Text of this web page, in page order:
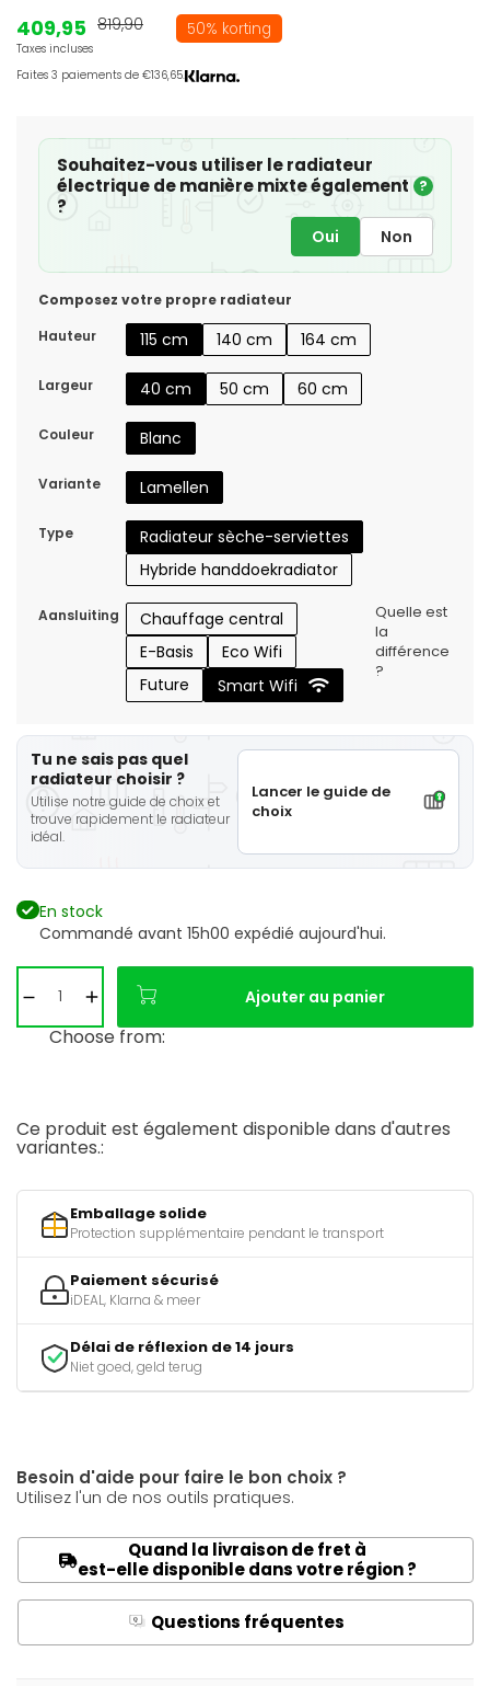
409,95
Taxes incluses
819,90 50% korting
Faites 3 paiements de €136,65.
Souhaitez-vous utiliser le radiateur
électrique de manière mixte également
?
?
Oui Non
Composez votre propre radiateur
Hauteur
115 cm 140 cm 164 cm
Largeur 40 cm 50 cm 60 cm
Couleur Blanc
Variante Lamellen
Type
Radiateur sèche-serviettes
Hybride handdoekradiator
Aansluiting
Chauffage central
E-Basis
Eco Wifi
Future
Smart Wifi
Quelle est
la
différence
?
Tu ne sais pas quel
radiateur choisir ?
Utilise notre guide de choix et
trouve rapidement le radiateur
idéal.
Lancer le guide de
choix
En stock
Commandé avant 15h00 expédié aujourd'hui.
Ajouter au panier
Choose from:
Ce produit est également disponible dans d'autres
variantes.:
Emballage solide
Protection supplémentaire pendant le transport
Paiement sécurisé
iDEAL, Klarna & meer
Délai de réflexion de 14 jours
Niet goed, geld terug
Besoin d'aide pour faire le bon choix ?
Utilisez l'un de nos outils pratiques.
Quand la livraison de fret à
est-elle disponible dans votre région ?
Q Questions fréquentes